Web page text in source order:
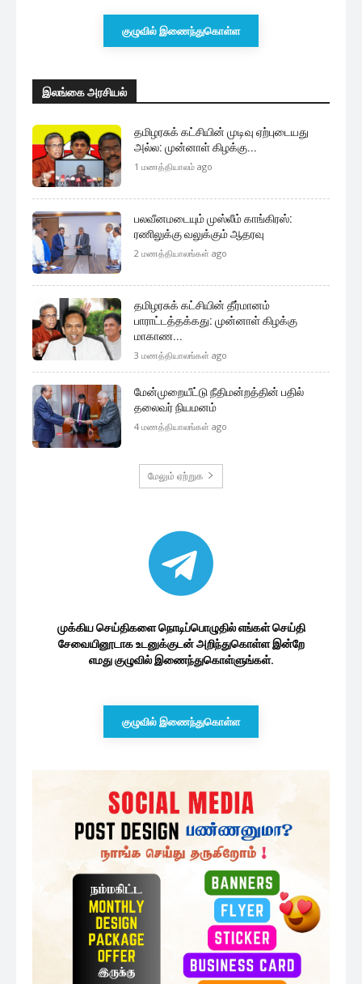
குழுவில் இணைந்துகொள்ள
இலங்கை அரசியல்
தமிழரசுக் கட்சியின் முடிவு ஏற்புடையது
அல்ல: முன்னாள் கிழக்கு...
1 மணத்தியாலம் ago
பலவீனமடையும் முஸ்லீம் காங்கிரஸ்:
ரணிலுக்கு வலுக்கும் ஆதரவு
2 மணத்தியாலங்கள் ago
தமிழரசுக் கட்சியின் தீர்மானம்
பாராட்டத்தக்கது: முன்னாள் கிழக்கு
மாகாண...
3 மணத்தியாலங்கள் ago
மேன்முறையீட்டு நீதிமன்றத்தின் பதில்
தலைவர் நியமனம்
4 மணத்தியாலங்கள் ago
மேலும் ஏற்றுக
முக்கிய செய்திகளை நொடிப்பொழுதில் எங்கள் செய்தி
சேவையினூடாக உடனுக்குடன் அறிந்துகொள்ள இன்றே
எமது குழுவில் இணைந்துகொள்ளுங்கள்.
குழுவில் இணைந்துகொள்ள